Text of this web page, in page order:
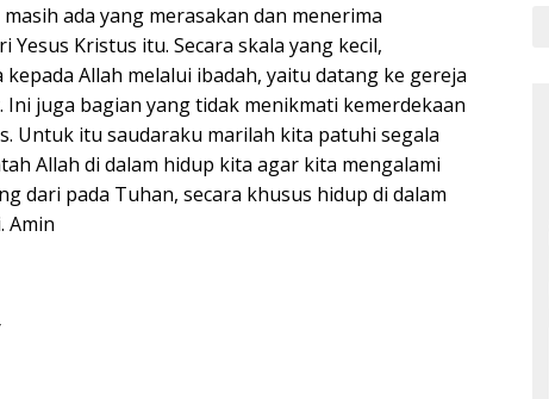
ada yang merasakan dan menerima
Yesus Kristus itu. Secara skala yang kecil,
Allah melalui ibadah, yaitu datang ke gereja
juga bagian yang tidak menikmati kemerdekaan
Untuk itu saudaraku marilah kita patuhi segala
Allah di dalam hidup kita agar kita mengalami
dari pada Tuhan, secara khusus hidup di dalam
Amin